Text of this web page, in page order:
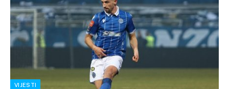
VIJESTI